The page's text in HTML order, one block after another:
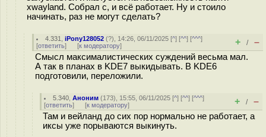
xwayland. Собрал с, и всё работает. Ну и стоило
начинать, раз не могут сделать?
4.331 ,iPony128052 (?), 14:26, 06/11/2025 [^] [^^] [^^^]
[ответить] [к модератору] + / –
Смысл максималистических суждений весьма мал.
А так в планах в KDE7 выкидывать. В KDE6
подготовили, переложили.
5.340 ,Аноним (173), 15:55, 06/11/2025 [^] [^^] [^^^]
[ответить] [к модератору] + / –
Там и вейланд до сих пор нормально не работает, а
иксы уже порываются выкинуть.